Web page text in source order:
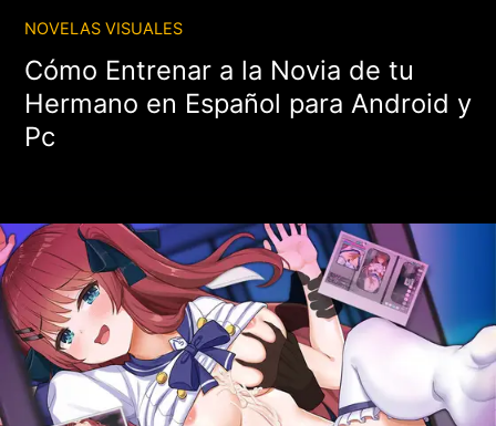
NOVELAS VISUALES
Cómo Entrenar a la Novia de tu
Hermano en Español para Android y
Pc